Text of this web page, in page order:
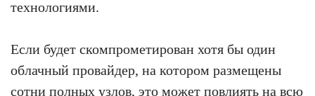
технологиями.
Если будет скомпрометирован хотя бы один
облачный провайдер, на котором размещены
сотни полных узлов, это может повлиять на всю